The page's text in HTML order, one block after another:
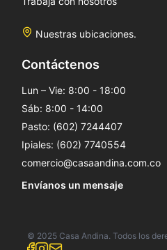
Nuestras ubicaciones.
Contáctenos
Lun – Vie: 8:00 - 18:00
Sáb: 8:00 - 14:00
Pasto: (602) 7244407
Ipiales: (602) 7740554
comercio@casaandina.com.co
Envíanos un mensaje
© 2025 Casa Andina. Todos los